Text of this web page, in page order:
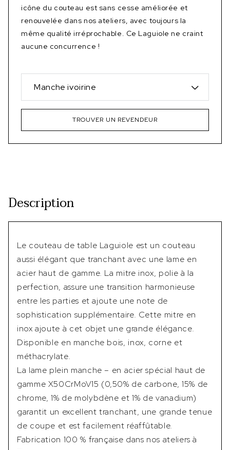
icône du couteau est sans cesse améliorée et
renouvelée dans nos ateliers, avec toujours la
même qualité irréprochable. Ce Laguiole ne craint
aucune concurrence !
Manche ivoirine
TROUVER UN REVENDEUR
Description
Le couteau de table Laguiole est un couteau
aussi élégant que tranchant avec une lame en
acier haut de gamme. La mitre inox, polie à la
perfection, assure une transition harmonieuse
entre les parties et ajoute une note de
sophistication supplémentaire. Cette mitre en
inox ajoute à cet objet une grande élégance.
Disponible en manche bois, inox, corne et
méthacrylate.
La lame plein manche – en acier spécial haut de
gamme X50CrMoV15 (0,50% de carbone, 15% de
chrome, 1% de molybdène et 1% de vanadium)
garantit un excellent tranchant, une grande tenue
de coupe et est facilement réaffûtable.
Fabrication 100 % française dans nos ateliers à